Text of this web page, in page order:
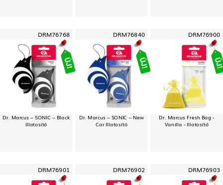
DRM76768
Dr. Marcus – SONIC – Black
Illatosító
DRM76840
Dr. Marcus – SONIC – New
Car Illatosító
DRM76900
Dr. Marcus Fresh Bag -
Vanilla - Illatosító
DRM76901 DRM76902 DRM76903